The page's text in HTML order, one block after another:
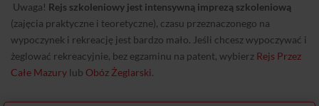
Uwaga! Rejs szkoleniowy jest intensywną imprezą szkoleniową
(zajęcia praktyczne i teoretyczne), czasu przeznaczonego na
wypoczynek i rekreację jest bardzo mało. Jeśli chcesz wypoczywać i
żeglować rekreacyjnie, bez egzaminu na patent, wybierz Rejs Przez
Całe Mazury lub Obóz Żeglarski.